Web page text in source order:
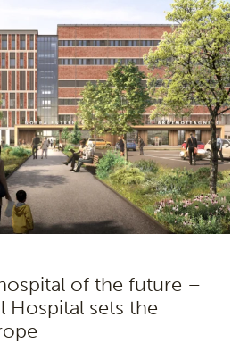
of the future –
Hospital sets the